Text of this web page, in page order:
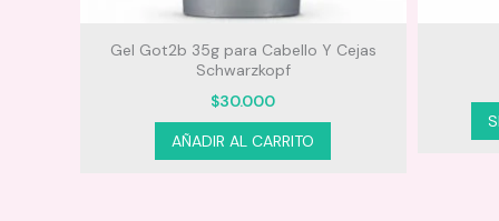
Gel Got2b 35g para Cabello Y Cejas
Schwarzkopf
$30.000
AÑADIR AL CARRITO